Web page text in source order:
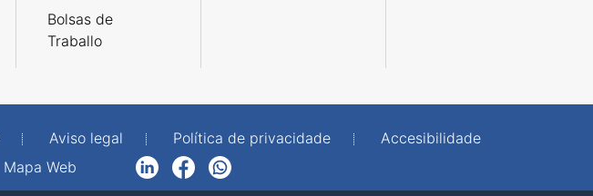
Bolsas de
Traballo
Aviso legal Política de privacidade
Accesibilidade
Mapa Web
LinkedInFacebookWhatsApp